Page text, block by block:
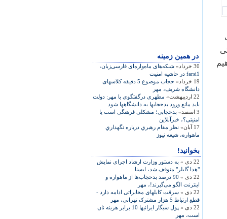
در همين زمينه
30 خرداد»
شبکه‌های ماه‌واره‌ای فارسی‌زبان،
farsi1 در حاشيه امنيت
19 خرداد»
حجاب موضوع 5 دقیقه کلاسهای
دانشگاه شریف، مهر
22 اردیبهشت»
مطهری درگفتگوی با مهر: دولت
باید مانع ورود بدحجابها به دانشگاهها شود
3 اسفند»
بدحجابی؛ مشکلی فرهنگی است یا
امنیتی؟، خبرآنلاین
17 آبان»
نظر مقام رهبري درباره نگهداري
ماهواره، شيعه نيوز
بخوانید!
22 دی »
به دستور وزارت ارشاد اجرای نمايش
"هدا گابلر" متوقف شد، ايسنا
22 دی »
90 درصد بدحجاب‌ها از ماهواره و
اینترنت الگو می‌گیرند!، مهر
22 دی »
سرقت کابلهای مخابراتی ادامه دارد -
قطع ارتباط 5 هزار مشترک تهرانی، مهر
22 دی »
پول سیگار ایرانیها 10 برابر هزینه نان
است، مهر